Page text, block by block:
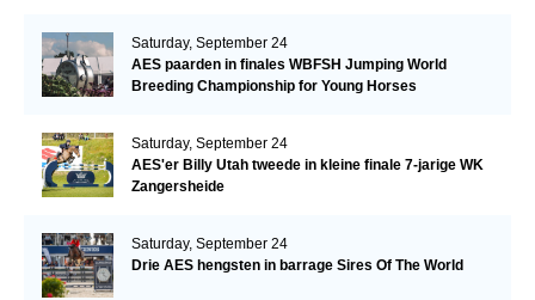
Saturday, September 24
AES paarden in finales WBFSH Jumping World
Breeding Championship for Young Horses
Saturday, September 24
AES'er Billy Utah tweede in kleine finale 7-jarige WK
Zangersheide
Saturday, September 24
Drie AES hengsten in barrage Sires Of The World